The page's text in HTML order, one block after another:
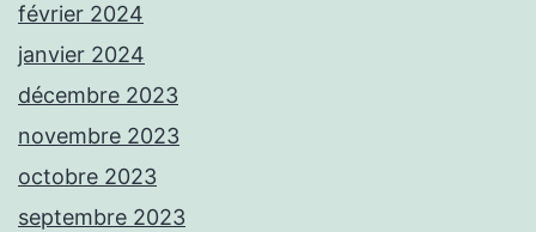
février 2024
janvier 2024
décembre 2023
novembre 2023
octobre 2023
septembre 2023